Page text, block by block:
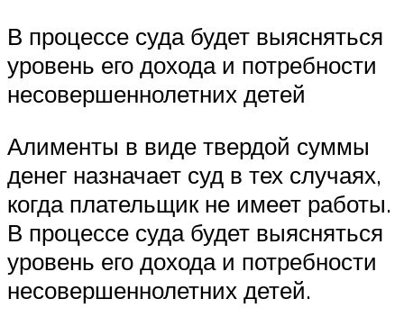
В процессе суда будет выясняться
уровень его дохода и потребности
несовершеннолетних детей
Алименты в виде твердой суммы
денег назначает суд в тех случаях,
когда плательщик не имеет работы.
В процессе суда будет выясняться
уровень его дохода и потребности
несовершеннолетних детей.